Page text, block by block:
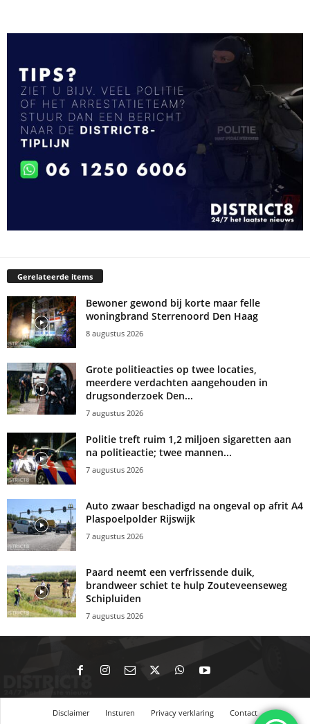
Gerelateerde items
Bewoner gewond bij korte maar felle
woningbrand Sterrenoord Den Haag
8 augustus 2026
Grote politieacties op twee locaties,
meerdere verdachten aangehouden in
drugsonderzoek Den...
7 augustus 2026
Politie treft ruim 1,2 miljoen sigaretten aan
na politieactie; twee mannen...
7 augustus 2026
Auto zwaar beschadigd na ongeval op afrit A4
Plaspoelpolder Rijswijk
7 augustus 2026
Paard neemt een verfrissende duik,
brandweer schiet te hulp Zouteveenseweg
Schipluiden
7 augustus 2026
Disclaimer Insturen Privacy verklaring Contact